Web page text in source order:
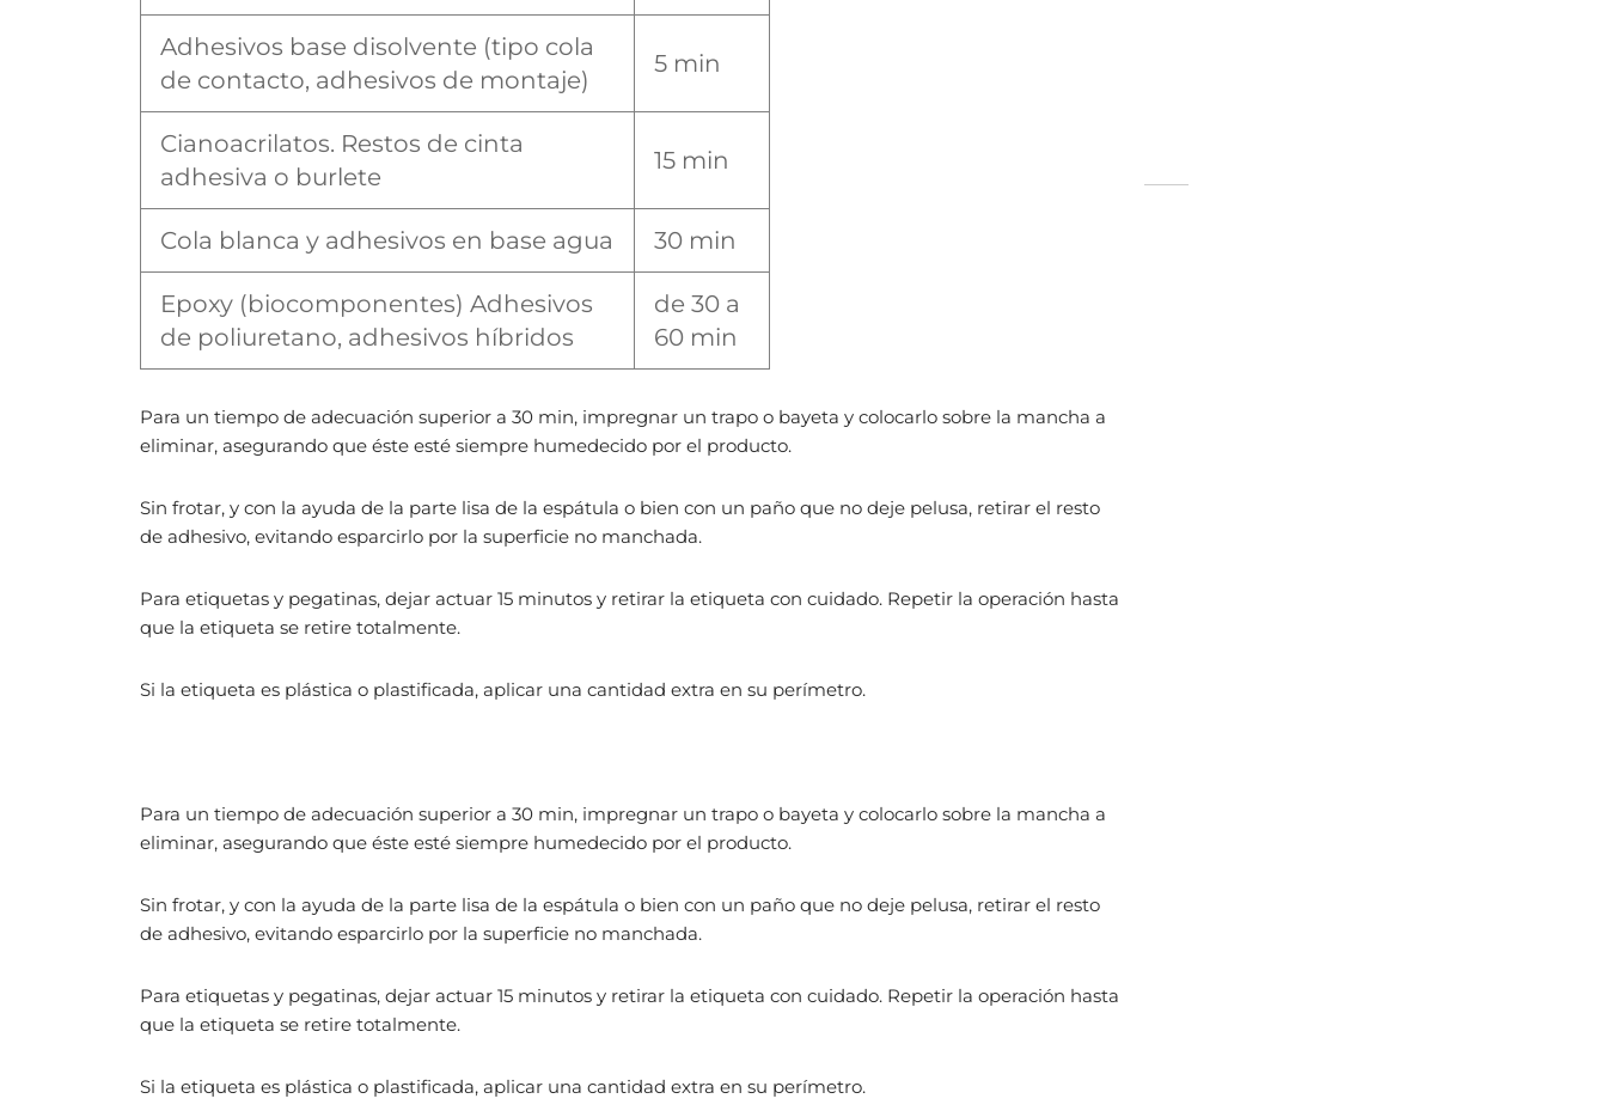
Adhesivos base disolvente (tipo cola
de contacto, adhesivos de montaje)
5 min
Cianoacrilatos. Restos de cinta
adhesiva o burlete
15 min
Cola blanca y adhesivos en base agua 30 min
Epoxy (biocomponentes) Adhesivos
de poliuretano, adhesivos híbridos
de 30 a
60 min
Para un tiempo de adecuación superior a 30 min, impregnar un trapo o bayeta y colocarlo sobre la mancha a
eliminar, asegurando que éste esté siempre humedecido por el producto.
Sin frotar, y con la ayuda de la parte lisa de la espátula o bien con un paño que no deje pelusa, retirar el resto
de adhesivo, evitando esparcirlo por la superficie no manchada.
Para etiquetas y pegatinas, dejar actuar 15 minutos y retirar la etiqueta con cuidado. Repetir la operación hasta
que la etiqueta se retire totalmente.
Si la etiqueta es plástica o plastificada, aplicar una cantidad extra en su perímetro.
Para un tiempo de adecuación superior a 30 min, impregnar un trapo o bayeta y colocarlo sobre la mancha a
eliminar, asegurando que éste esté siempre humedecido por el producto.
Sin frotar, y con la ayuda de la parte lisa de la espátula o bien con un paño que no deje pelusa, retirar el resto
de adhesivo, evitando esparcirlo por la superficie no manchada.
Para etiquetas y pegatinas, dejar actuar 15 minutos y retirar la etiqueta con cuidado. Repetir la operación hasta
que la etiqueta se retire totalmente.
Si la etiqueta es plástica o plastificada, aplicar una cantidad extra en su perímetro.